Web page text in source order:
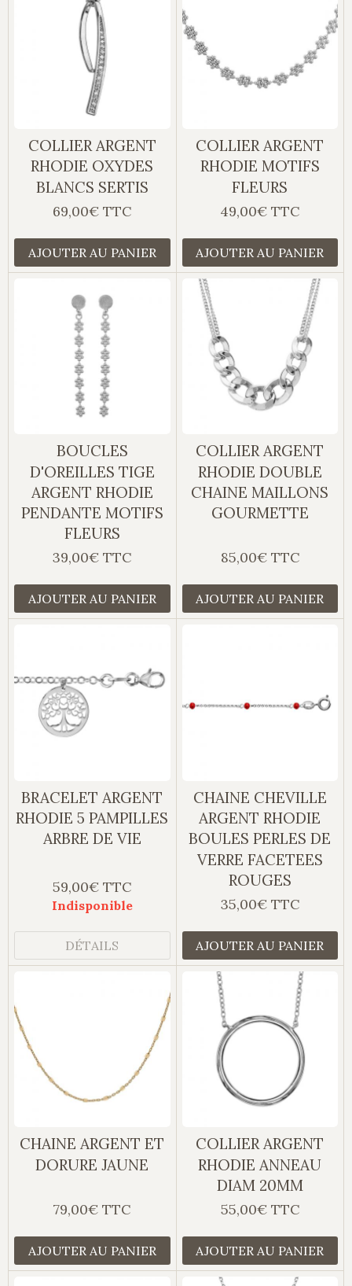
COLLIER ARGENT
RHODIE OXYDES
BLANCS SERTIS
69,00€ TTC
AJOUTER AU PANIER
COLLIER ARGENT
RHODIE MOTIFS
FLEURS
49,00€ TTC
AJOUTER AU PANIER
BOUCLES
D'OREILLES TIGE
ARGENT RHODIE
PENDANTE MOTIFS
FLEURS
39,00€ TTC
AJOUTER AU PANIER
COLLIER ARGENT
RHODIE DOUBLE
CHAINE MAILLONS
GOURMETTE
85,00€ TTC
AJOUTER AU PANIER
BRACELET ARGENT
RHODIE 5 PAMPILLES
ARBRE DE VIE
59,00€ TTC
Indisponible
DÉTAILS
CHAINE CHEVILLE
ARGENT RHODIE
BOULES PERLES DE
VERRE FACETEES
ROUGES
35,00€ TTC
AJOUTER AU PANIER
CHAINE ARGENT ET
DORURE JAUNE
79,00€ TTC
AJOUTER AU PANIER
COLLIER ARGENT
RHODIE ANNEAU
DIAM 20MM
55,00€ TTC
AJOUTER AU PANIER